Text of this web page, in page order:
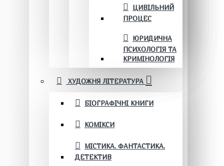
ЦИВІЛЬНИЙ
ПРОЦЕС
ЮРИДИЧНА
ПСИХОЛОГІЯ ТА
КРИМІНОЛОГІЯ
ХУДОЖНЯ ЛІТЕРАТУРА
БІОГРАФІЧНІ КНИГИ
КОМІКСИ
МІСТИКА. ФАНТАСТИКА.
ДЕТЕКТИВ